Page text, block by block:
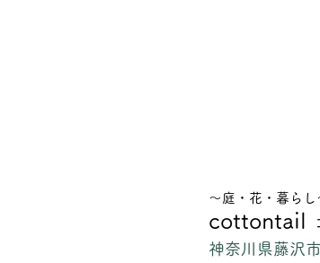
～庭・花・暮らし
cottontail
神奈川県藤沢